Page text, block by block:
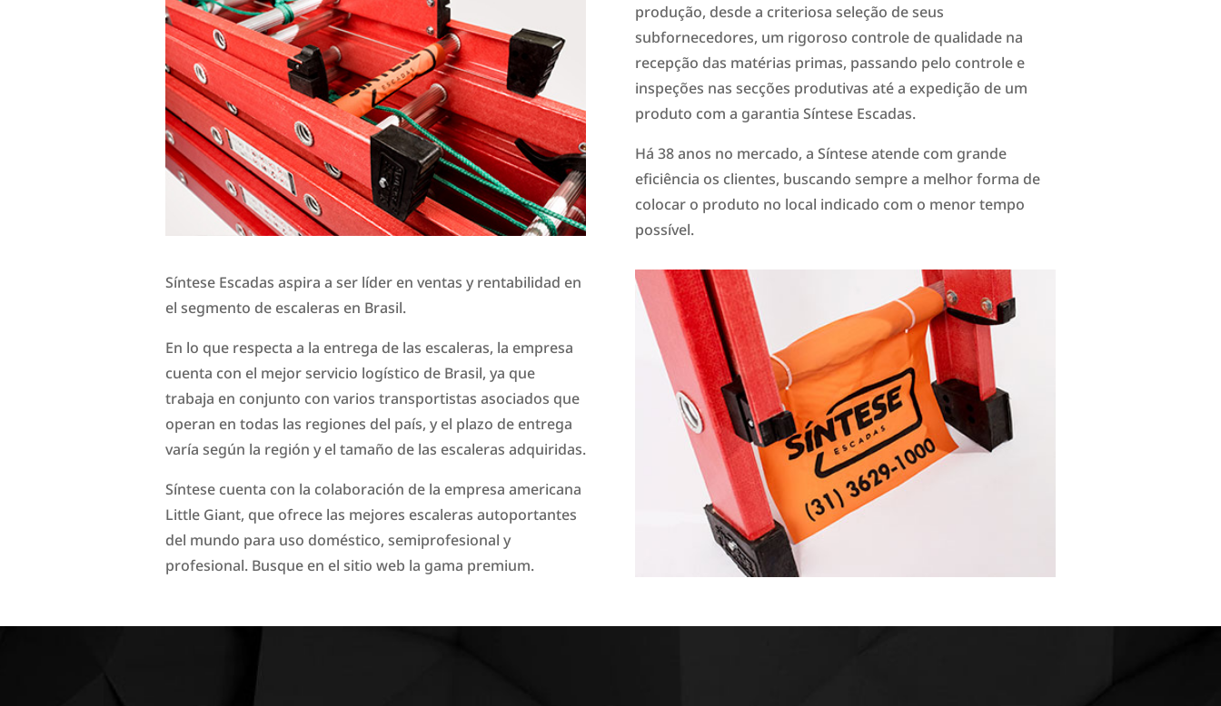
produção, desde a criteriosa seleção de seus
subfornecedores, um rigoroso controle de qualidade na
recepção das matérias primas, passando pelo controle e
inspeções nas secções produtivas até a expedição de um
produto com a garantia Síntese Escadas.
Há 38 anos no mercado, a Síntese atende com grande
eficiência os clientes, buscando sempre a melhor forma de
colocar o produto no local indicado com o menor tempo
possível.
Síntese Escadas aspira a ser líder en ventas y rentabilidad en
el segmento de escaleras en Brasil.
En lo que respecta a la entrega de las escaleras, la empresa
cuenta con el mejor servicio logístico de Brasil, ya que
trabaja en conjunto con varios transportistas asociados que
operan en todas las regiones del país, y el plazo de entrega
varía según la región y el tamaño de las escaleras adquiridas.
Síntese cuenta con la colaboración de la empresa americana
Little Giant, que ofrece las mejores escaleras autoportantes
del mundo para uso doméstico, semiprofesional y
profesional. Busque en el sitio web la gama premium.